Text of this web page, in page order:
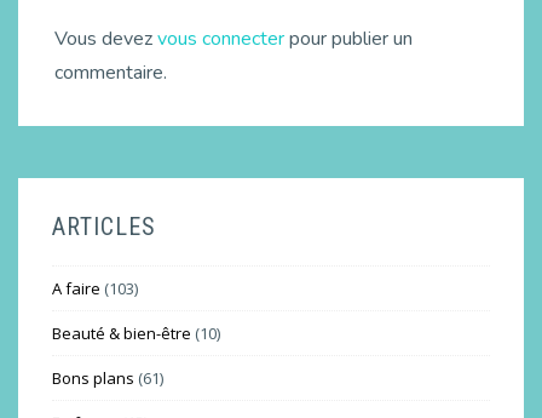
Vous devezvous connecterpour publier un
commentaire.
ARTICLES
A faire (103)
Beauté & bien-être (10)
Bons plans (61)